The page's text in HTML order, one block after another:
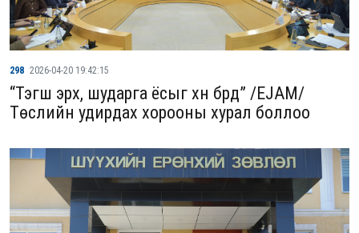
298 2026-04-20 19:42:15
“Тэгш эрх, шударга ёсыг хүн бүрд” /EJAM/
Төслийн удирдах хорооны хурал боллоо